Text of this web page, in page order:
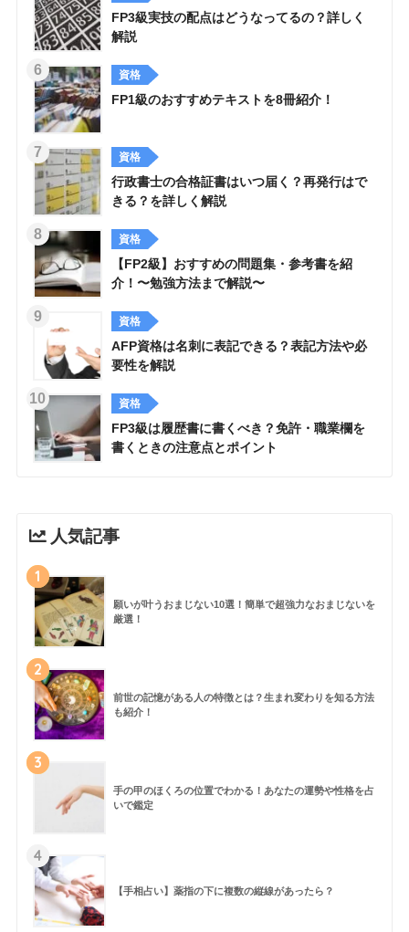
FP3級実技の配点はどうなってるの？詳しく
解説
資格
FP1級のおすすめテキストを8冊紹介！
資格
行政書士の合格証書はいつ届く？再発行はで
きる？を詳しく解説
資格
【FP2級】おすすめの問題集・参考書を紹
介！〜勉強方法まで解説〜
資格
AFP資格は名刺に表記できる？表記方法や必
要性を解説
資格
FP3級は履歴書に書くべき？免許・職業欄を
書くときの注意点とポイント
人気記事
1
願いが叶うおまじない10選！簡単で超強力なおまじないを
厳選！
2
前世の記憶がある人の特徴とは？生まれ変わりを知る方法
も紹介！
3
手の甲のほくろの位置でわかる！あなたの運勢や性格を占
いで鑑定
4
【手相占い】薬指の下に複数の縦線があったら？